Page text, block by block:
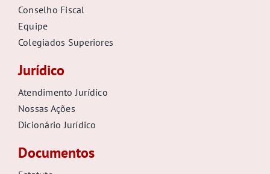
Conselho Fiscal
Equipe
Colegiados Superiores
Jurídico
Atendimento Jurídico
Nossas Ações
Dicionário Jurídico
Documentos